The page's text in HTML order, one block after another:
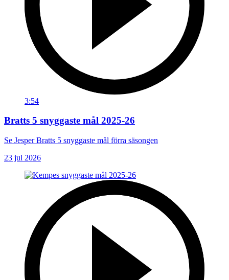
3:54
Bratts 5 snyggaste mål 2025-26
Se Jesper Bratts 5 snyggaste mål förra säsongen
23 jul 2026